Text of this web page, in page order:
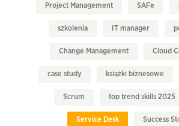
Project Management SAFe
szkolenia IT manager
Change Management Cloud
case study książki biznesowe
Scrum top trend skills 2025
Service Desk Success